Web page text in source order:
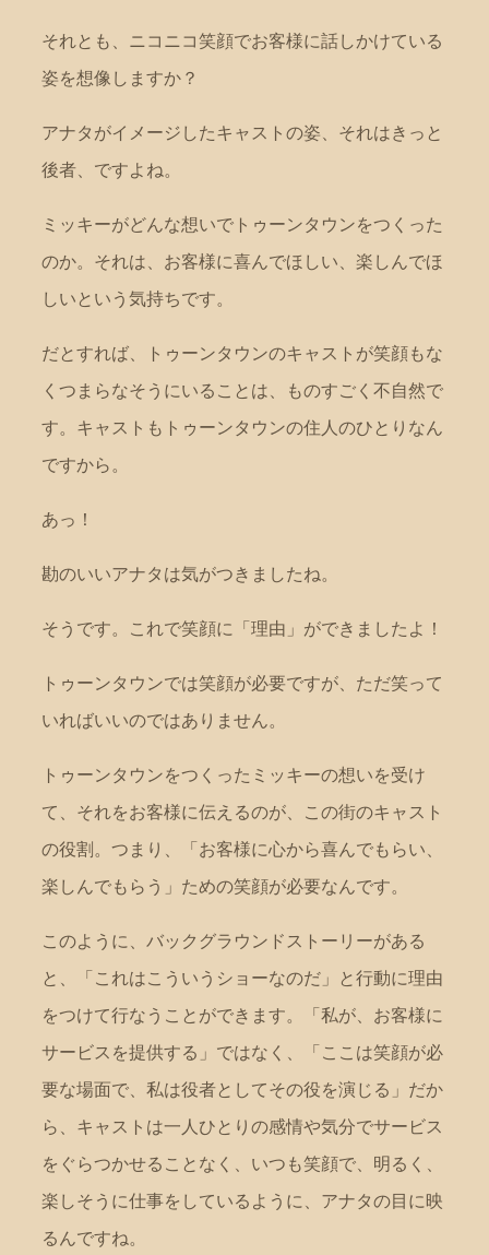
それとも、ニコニコ笑顔でお客様に話しかけている
姿を想像しますか？
アナタがイメージしたキャストの姿、それはきっと
後者、ですよね。
ミッキーがどんな想いでトゥーンタウンをつくった
のか。それは、お客様に喜んでほしい、楽しんでほ
しいという気持ちです。
だとすれば、トゥーンタウンのキャストが笑顔もな
くつまらなそうにいることは、ものすごく不自然で
す。キャストもトゥーンタウンの住人のひとりなん
ですから。
あっ！
勘のいいアナタは気がつきましたね。
そうです。これで笑顔に「理由」ができましたよ！
トゥーンタウンでは笑顔が必要ですが、ただ笑って
いればいいのではありません。
トゥーンタウンをつくったミッキーの想いを受け
て、それをお客様に伝えるのが、この街のキャスト
の役割。つまり、「お客様に心から喜んでもらい、
楽しんでもらう」ための笑顔が必要なんです。
このように、バックグラウンドストーリーがある
と、「これはこういうショーなのだ」と行動に理由
をつけて行なうことができます。「私が、お客様に
サービスを提供する」ではなく、「ここは笑顔が必
要な場面で、私は役者としてその役を演じる」だか
ら、キャストは一人ひとりの感情や気分でサービス
をぐらつかせることなく、いつも笑顔で、明るく、
楽しそうに仕事をしているように、アナタの目に映
るんですね。